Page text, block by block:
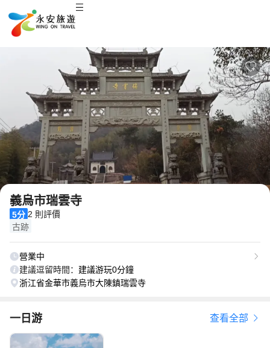
/ 2
義烏市瑞雲寺
5分 2 則評價
古跡
營業中
建議逗留時間： 建議游玩0分鐘
浙江省金華市義烏市大陳鎮瑞雲寺
一日游 查看全部